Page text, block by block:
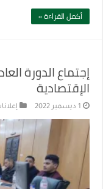
أكمل القراءة »
إجتماع الدورة
الإقتصادية
1 ديسمبر 2022